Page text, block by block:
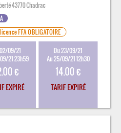
43770 Chadrac
FFA OBLIGATOIRE
09/21
21 23h59
€
EXPIRÉ
Du 23/09/21
Au 25/09/21 12h30
14.00 €
TARIF EXPIRÉ